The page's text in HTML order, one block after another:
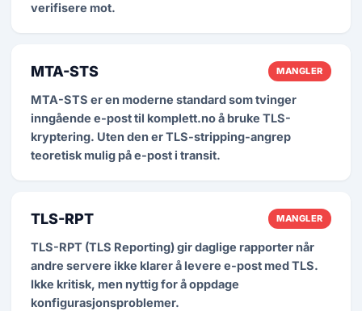
verifisere mot.
MTA-STS MANGLER
MTA-STS er en moderne standard som tvinger
inngående e-post til komplett.no å bruke TLS-
kryptering. Uten den er TLS-stripping-angrep
teoretisk mulig på e-post i transit.
TLS-RPT MANGLER
TLS-RPT (TLS Reporting) gir daglige rapporter når
andre servere ikke klarer å levere e-post med TLS.
Ikke kritisk, men nyttig for å oppdage
konfigurasjonsproblemer.